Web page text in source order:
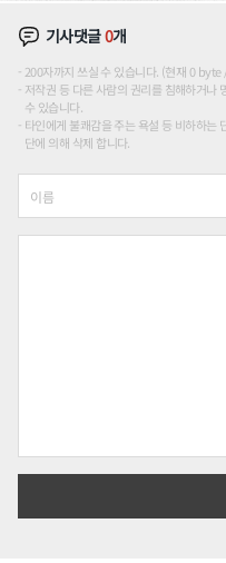
기사댓글0개
200자까지 쓰실 수 있습니다. (현재 0
저작권 등 다른 사람의 권리를 침해하거나
수 있습니다.
타인에게 불쾌감을 주는 욕설 등 비하하는
단에 의해 삭제 합니다.